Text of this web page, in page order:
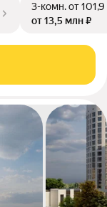
3-комн.от
от 13,5 млн ₽